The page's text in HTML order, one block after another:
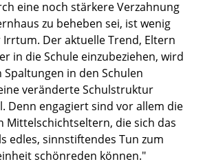
eine noch stärkere Verzahnung
zu beheben sei, ist wenig
Der aktuelle Trend, Eltern
in die Schule einzubeziehen, wird
Spaltungen in den Schulen
veränderte Schulstruktur
Denn engagiert sind vor allem die
Mittelschichtseltern, die sich das
edles, sinnstiftendes Tun zum
schönreden können."